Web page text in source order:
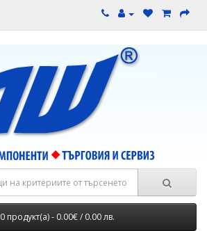
0 продукт(а) - 0.00€ / 0.00 лв.